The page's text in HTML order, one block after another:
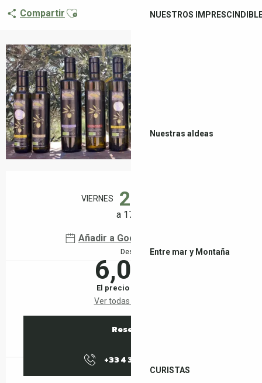
NUESTROS
Nuestras aldeas
Entre mar y Montaña
CURISTAS
Compartir Ajouter aux favoris
VIERNES 21
a 17:00
Añadir a Google Calendar
Desde
6,00 €
El precio completo
Ver todas las tarifas
Reservar
+33 4 38 37 50